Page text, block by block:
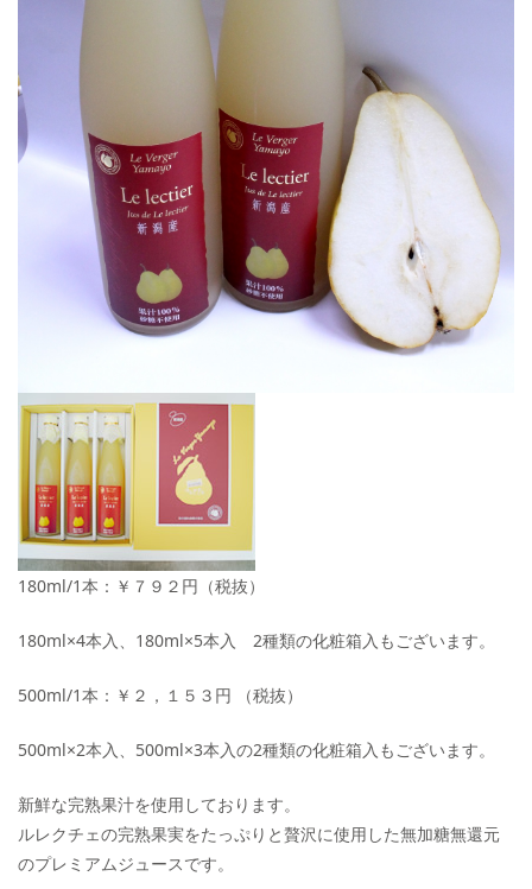
180ml/1本：￥７９２円（税抜）
180ml×4本入、180ml×5本入 2種類の化粧箱入もございます。
500ml/1本：￥２，１５３円 （税抜）
500ml×2本入、500ml×3本入の2種類の化粧箱入もございます。
新鮮な完熟果汁を使用しております。
ルレクチェの完熟果実をたっぷりと贅沢に使用した無加糖無還元
のプレミアムジュースです。